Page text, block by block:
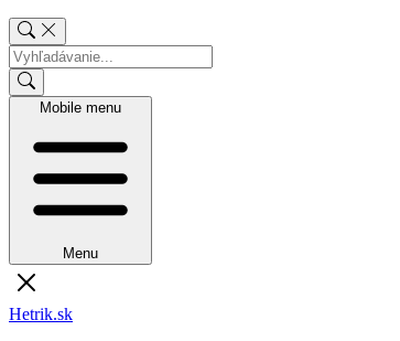
Mobile menu
Menu
Hetrik.sk